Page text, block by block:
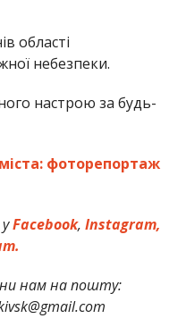
області
небезпеки.
настрою за будь-
фоторепортаж
Facebook, Instagram,
нам на пошту: